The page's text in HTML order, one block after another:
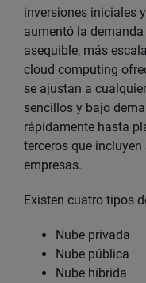
inversiones iniciales
aumentó la
asequible, más
cloud computing
se ajustan a
sencillos y bajo
rápidamente hasta
terceros que
empresas.
Existen cuatro tipos
Nube privada
Nube pública
Nube híbrida